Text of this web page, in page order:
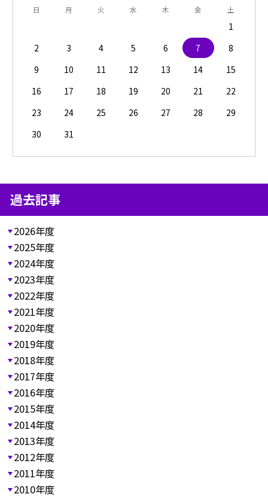
日 月 火 水 木 金 土
1
2
3 4 5 6 7
8
9
10 11 12 13 14
15
16
17 18 19 20 21
22
23
24 25 26 27 28
29
30
31
過去記事
2026年度
2025年度
2024年度
2023年度
2022年度
2021年度
2020年度
2019年度
2018年度
2017年度
2016年度
2015年度
2014年度
2013年度
2012年度
2011年度
2010年度